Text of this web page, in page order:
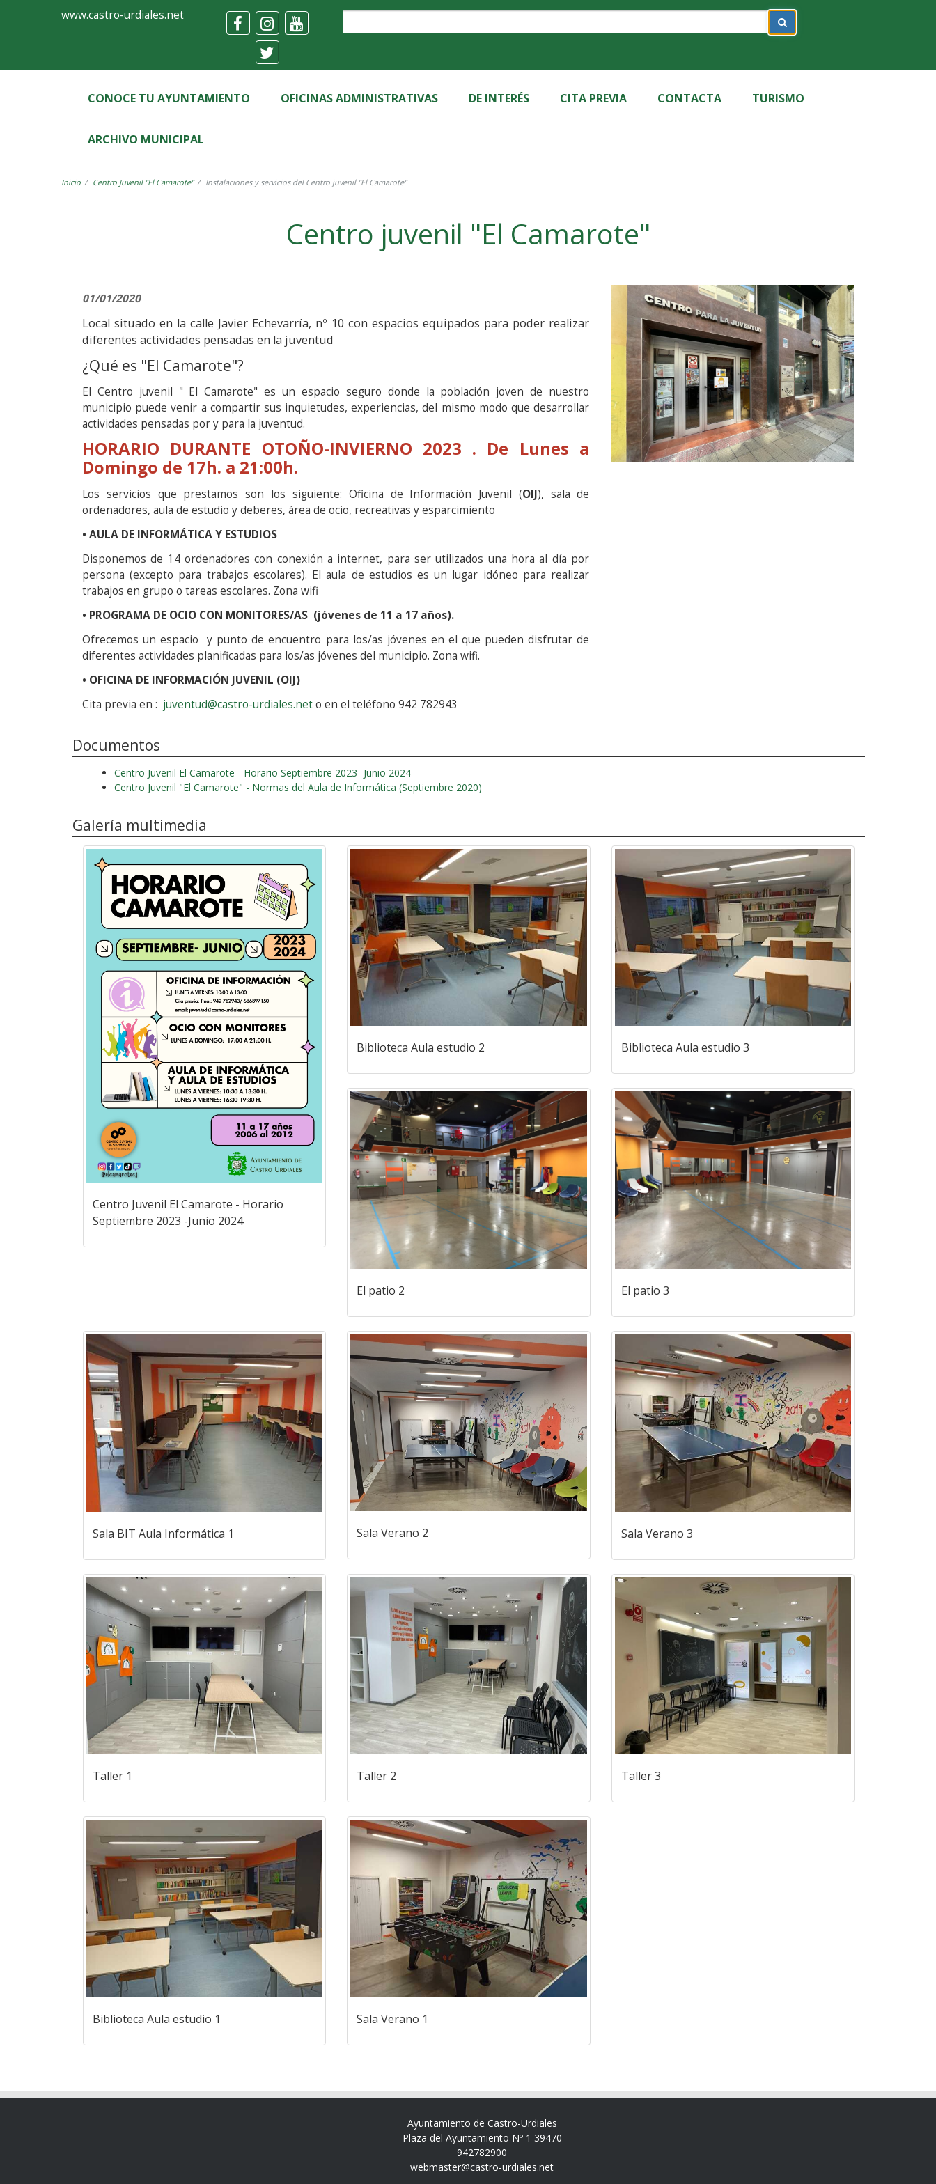
FormularioAyuntamiento
Castro-
Urdiales
www.castro-urdiales.net
CONOCE TU AYUNTAMIENTO OFICINAS ADMINISTRATIVAS DE INTERÉS CITA PREVIA CONTACTA TURISMO
ARCHIVO MUNICIPAL
Inicio Centro Juvenil "El Camarote" Instalaciones y servicios del Centro juvenil "El Camarote"
Centro juvenil "El Camarote"
01/01/2020
Local situado en la calle Javier Echevarría, nº 10 con espacios equipados para poder realizar
diferentes actividades pensadas en la juventud
¿Qué es "El Camarote"?
El Centro juvenil " El Camarote" es un espacio seguro donde la población joven de nuestro
municipio puede venir a compartir sus inquietudes, experiencias, del mismo modo que desarrollar
actividades pensadas por y para la juventud.
HORARIO DURANTE OTOÑO-INVIERNO 2023 . De Lunes a
Domingo de 17h. a 21:00h.
Los servicios que prestamos son los siguiente: Oficina de Información Juvenil (OIJ), sala de
ordenadores, aula de estudio y deberes, área de ocio, recreativas y esparcimiento
• AULA DE INFORMÁTICA Y ESTUDIOS
Disponemos de 14 ordenadores con conexión a internet, para ser utilizados una hora al día por
persona (excepto para trabajos escolares). El aula de estudios es un lugar idóneo para realizar
trabajos en grupo o tareas escolares. Zona wifi
• PROGRAMA DE OCIO CON MONITORES/AS (jóvenes de 11 a 17 años).
Ofrecemos un espacio y punto de encuentro para los/as jóvenes en el que pueden disfrutar de
diferentes actividades planificadas para los/as jóvenes del municipio. Zona wifi.
• OFICINA DE INFORMACIÓN JUVENIL (OIJ)
Cita previa en : juventud@castro-urdiales.neto en el teléfono 942 782943
Documentos
Centro Juvenil El Camarote - Horario Septiembre 2023 -Junio 2024
Centro Juvenil "El Camarote" - Normas del Aula de Informática (Septiembre 2020)
Galería multimedia
Centro Juvenil El Camarote - Horario
Septiembre 2023 -Junio 2024
Biblioteca Aula estudio 2 Biblioteca Aula estudio 3
El patio 2 El patio 3
Sala BIT Aula Informática 1 Sala Verano 2 Sala Verano 3
Taller 1 Taller 2 Taller 3
Biblioteca Aula estudio 1 Sala Verano 1
Ayuntamiento de Castro-Urdiales
Plaza del Ayuntamiento Nº 1 39470
942782900
webmaster@castro-urdiales.net